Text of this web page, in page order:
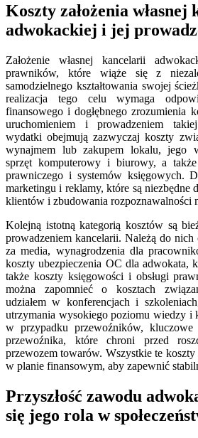
Koszty założenia własnej
adwokackiej i jej
Założenie własnej kancelarii
prawników, które wiąże się z
samodzielnego kształtowania swojej
realizacja tego celu wymaga
finansowego i dogłębnego zrozumienia
uruchomieniem i prowadzeniem
wydatki obejmują zazwyczaj koszty
wynajmem lub zakupem lokalu, jego
sprzęt komputerowy i biurowy, a
prawniczego i systemów księgowych.
marketingu i reklamy, które są niezbędne
klientów i zbudowania rozpoznawalności
Kolejną istotną kategorią kosztów są
prowadzeniem kancelarii. Należą do
za media, wynagrodzenia dla
koszty ubezpieczenia OC dla adwokata,
także koszty księgowości i obsługi
można zapomnieć o kosztach
udziałem w konferencjach i
utrzymania wysokiego poziomu wiedzy i
w przypadku przewoźników, kluczowe
przewoźnika, które chroni przed
przewozem towarów. Wszystkie te
w planie finansowym, aby zapewnić
Przyszłość zawodu
się jego rola w